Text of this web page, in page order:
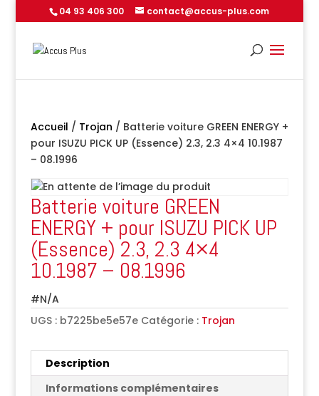
04 93 406 300 contact@accus-plus.com
Accueil / Trojan / Batterie voiture GREEN ENERGY +
pour ISUZU PICK UP (Essence) 2.3, 2.3 4×4 10.1987
– 08.1996
Batterie voiture GREEN
ENERGY + pour ISUZU PICK UP
(Essence) 2.3, 2.3 4×4
10.1987 – 08.1996
#N/A
UGS : b7225be5e57e Catégorie : Trojan
Description
Informations complémentaires